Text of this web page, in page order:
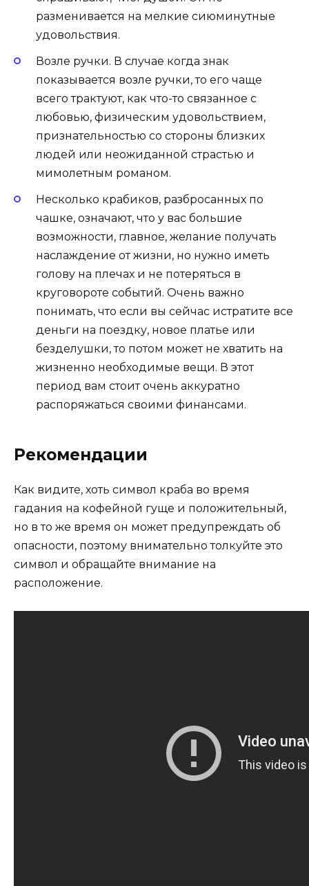
разменивается на мелкие сиюминутные
удовольствия.
Возле ручки. В случае когда знак
показывается возле ручки, то его чаще
всего трактуют, как что-то связанное с
любовью, физическим удовольствием,
признательностью со стороны близких
людей или неожиданной страстью и
мимолетным романом.
Несколько крабиков, разбросанных по
чашке, означают, что у вас большие
возможности, главное, желание получать
наслаждение от жизни, но нужно иметь
голову на плечах и не потеряться в
круговороте событий. Очень важно
понимать, что если вы сейчас истратите все
деньги на поездку, новое платье или
безделушки, то потом может не хватить на
жизненно необходимые вещи. В этот
период вам стоит очень аккуратно
распоряжаться своими финансами.
Рекомендации
Как видите, хоть символ краба во время
гадания на кофейной гуще и положительный,
но в то же время он может предупреждать об
опасности, поэтому внимательно толкуйте это
символ и обращайте внимание на
расположение.